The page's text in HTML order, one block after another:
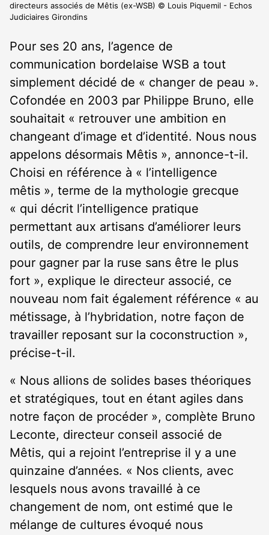
directeurs associés de Mêtis (ex-WSB) © Louis Piquemil - Echos
Judiciaires Girondins
Pour ses 20 ans, l’agence de
communication bordelaise WSB a tout
simplement décidé de « changer de peau ».
Cofondée en 2003 par Philippe Bruno, elle
souhaitait « retrouver une ambition en
changeant d’image et d’identité. Nous nous
appelons désormais Mêtis », annonce-t-il.
Choisi en référence à « l’intelligence
mêtis », terme de la mythologie grecque
« qui décrit l’intelligence pratique
permettant aux artisans d’améliorer leurs
outils, de comprendre leur environnement
pour gagner par la ruse sans être le plus
fort », explique le directeur associé, ce
nouveau nom fait également référence « au
métissage, à l’hybridation, notre façon de
travailler reposant sur la coconstruction »,
précise-t-il.
« Nous allions de solides bases théoriques
et stratégiques, tout en étant agiles dans
notre façon de procéder », complète Bruno
Leconte, directeur conseil associé de
Mêtis, qui a rejoint l’entreprise il y a une
quinzaine d’années. « Nos clients, avec
lesquels nous avons travaillé à ce
changement de nom, ont estimé que le
mélange de cultures évoqué nous